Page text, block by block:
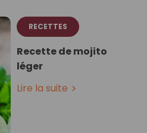
RECETTES
Recette de mojito
léger
Lire la suite